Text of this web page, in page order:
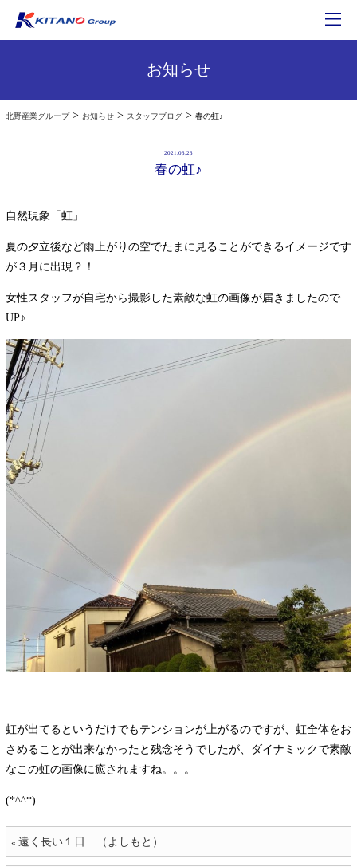
お知らせ
北野産業グループ> お知らせ > スタッフブログ > 春の虹♪
2021.03.23
春の虹♪
自然現象「虹」
夏の夕立後など雨上がりの空でたまに見ることができるイメージです
が３月に出現？！
女性スタッフが自宅から撮影した素敵な虹の画像が届きましたので
UP♪
虹が出てるというだけでもテンションが上がるのですが、虹全体をお
さめることが出来なかったと残念そうでしたが、ダイナミックで素敵
なこの虹の画像に癒されますね。。。
(*^^*)
« 遠く長い１日 （よしもと）